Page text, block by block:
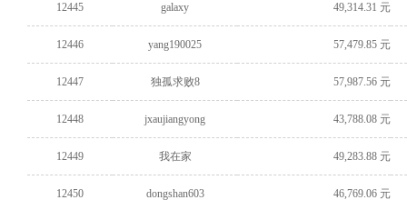
12445 galaxy 49,314.31 元
12446 yang190025 57,479.85 元
12447 独孤求败8 57,987.56 元
12448 jxaujiangyong 43,788.08 元
12449 我在家 49,283.88 元
12450 dongshan603 46,769.06 元